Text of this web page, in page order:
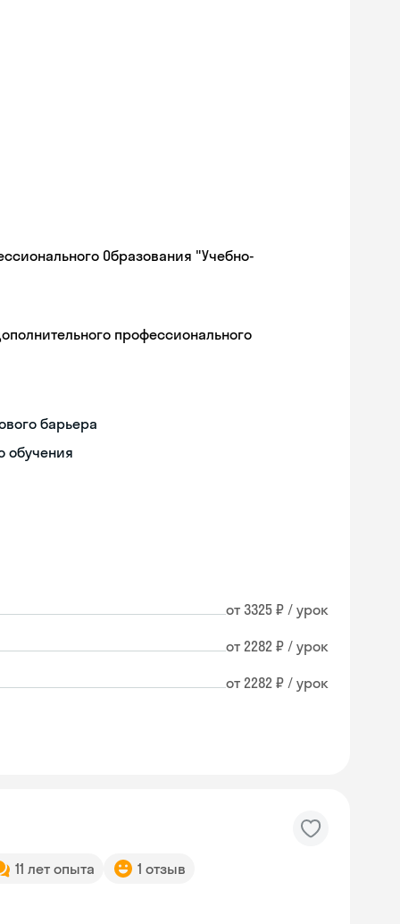
Образования "Учебно-
профессионального
барьера
обучения
от 3325 ₽ / урок
от 2282 ₽ / урок
от 2282 ₽ / урок
11 лет опыта 1 отзыв